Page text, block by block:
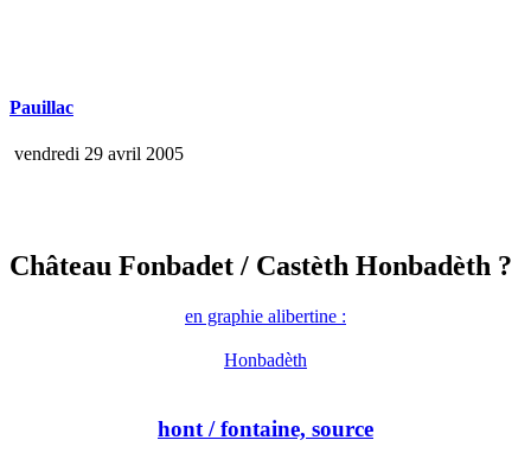
Pauillac
vendredi 29 avril 2005
Château Fonbadet / Castèth Honbadèth ?
en graphie alibertine :
Honbadèth
hont / fontaine, source